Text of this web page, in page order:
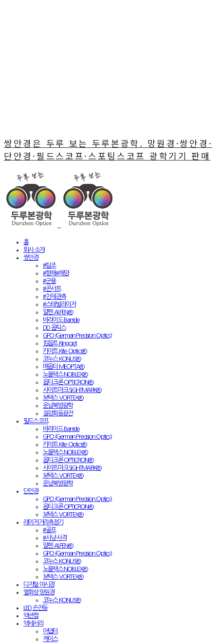
쌍안경은 두루 보는 두루본광학. 망원경·쌍안경·
단안경·필드스코프·스포팅스코프 광학기기 판매
홈
회사 소개
쌍안경
#탐조
#항해#해양
#군용
#콘서트
#천체관측
#스태빌라이저
알펜 ALPEN®
바라이드 Barride
DD 옵틱스
GPO (German Precision Optics)
킹옵트 Kingopt
카이트 Kite Optics®
코누스 KONUS®
메옵타 MEOPTA®
노블렉스 NOBLEX®
옵티크론 OPTICRON®
사이트마크 SIGHTMARK®
보텍스 VORTEX®
운남북방광학
절강화동광전
필드스코프
바라이드 Barride
GPO (German Precision Optics)
카이트 Kite Optics®
노블렉스 NOBLEX®
옵티크론 OPTICRON®
사이트마크 SIGHTMARK®
보텍스 VORTEX®
운남북방광학
단안경
GPO (German Precision Optics)
옵티크론 OPTICRON®
보텍스 VORTEX®
레이저거리측정기
#골프
#사냥·사격
알펜 ALPEN®
GPO (German Precision Optics)
코누스 KONUS®
노블렉스 NOBLEX®
보텍스 VORTEX®
디지털 야시경
열화상 망원경
코누스 KONUS®
LED 손전등
액션캠
액세서리
어댑터
케이스